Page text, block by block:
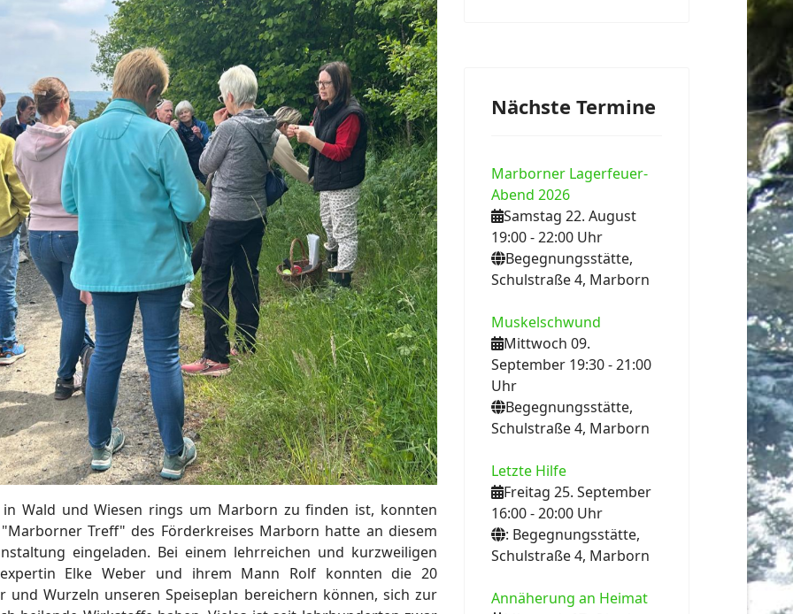
Wald und Wiesen rings um Marborn zu finden ist, konnten
Treff" des Förderkreises Marborn hatte an diesem
eingeladen. Bei einem lehrreichen und kurzweiligen
Elke Weber und ihrem Mann Rolf konnten die 20
und Wurzeln unseren Speiseplan bereichern können, sich zur
Nächste Termine
Marborner Lagerfeuer-
Abend 2026
Samstag 22. August
19:00- 22:00 Uhr
Begegnungsstätte,
Schulstraße 4, Marborn
Muskelschwund
Mittwoch 09.
September 19:30- 21:00
Uhr
Begegnungsstätte,
Schulstraße 4, Marborn
Letzte Hilfe
Freitag 25. September
16:00- 20:00 Uhr
: Begegnungsstätte,
Schulstraße 4, Marborn
Annäherung an Heimat